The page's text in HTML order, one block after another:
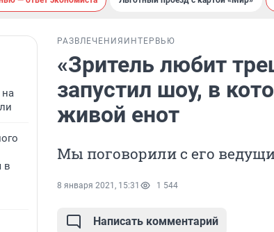
на
в
РАЗВЛЕЧЕНИЯ ИНТЕРВЬЮ
«Зритель любит
запустил шоу, в
живой енот
Мы поговорили с его
8 января 2021, 15:31 1 544
Написать комментарий